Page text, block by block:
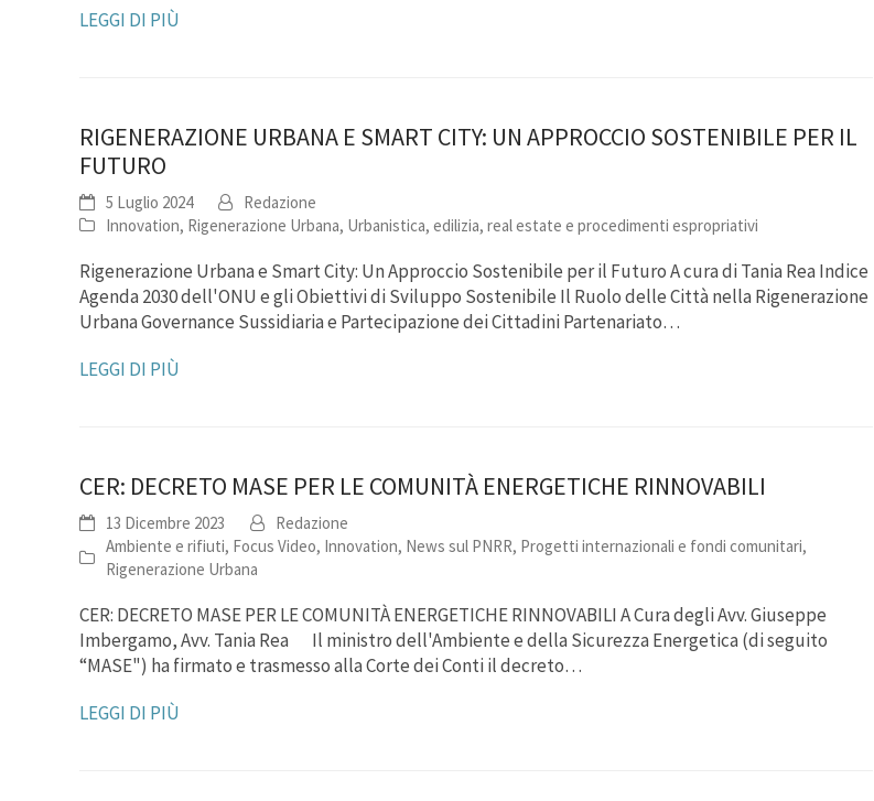
LEGGI DI PIÙ
RIGENERAZIONE URBANA E SMART CITY: UN APPROCCIO SOSTENIBILE PER IL
FUTURO
5 Luglio 2024
Redazione
Innovation, Rigenerazione Urbana, Urbanistica, edilizia, real estate e procedimenti espropriativi
Rigenerazione Urbana e Smart City: Un Approccio Sostenibile per il Futuro A cura di Tania Rea Indice
Agenda 2030 dell'ONU e gli Obiettivi di Sviluppo Sostenibile Il Ruolo delle Città nella Rigenerazione
Urbana Governance Sussidiaria e Partecipazione dei Cittadini Partenariato…
LEGGI DI PIÙ
CER: DECRETO MASE PER LE COMUNITÀ ENERGETICHE RINNOVABILI
13 Dicembre 2023
Redazione
Ambiente e rifiuti, Focus Video, Innovation, News sul PNRR, Progetti internazionali e fondi comunitari,
Rigenerazione Urbana
CER: DECRETO MASE PER LE COMUNITÀ ENERGETICHE RINNOVABILI A Cura degli Avv. Giuseppe
Imbergamo, Avv. Tania Rea Il ministro dell'Ambiente e della Sicurezza Energetica (di seguito
“MASE") ha firmato e trasmesso alla Corte dei Conti il decreto…
LEGGI DI PIÙ